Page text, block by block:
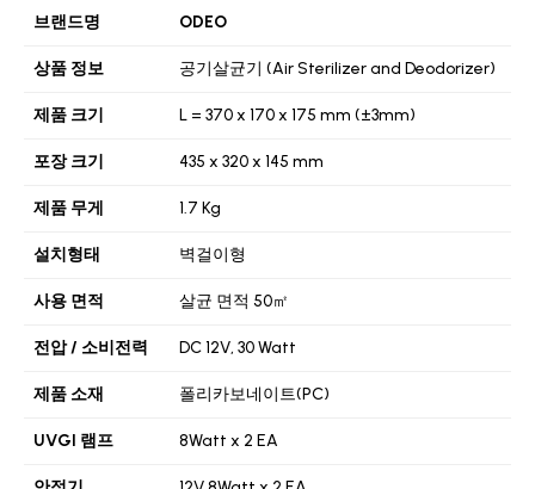
브랜드명 ODEO
상품 정보 공기살균기 (Air Sterilizer and Deodorizer)
제품 크기 L = 370 x 170 x 175 mm (±3mm)
포장 크기 435 x 320 x 145 mm
제품 무게 1.7 Kg
설치형태 벽걸이형
사용 면적 살균 면적 50㎡
전압 / 소비전력 DC 12V, 30 Watt
제품 소재 폴리카보네이트(PC)
UVGI 램프 8Watt x 2 EA